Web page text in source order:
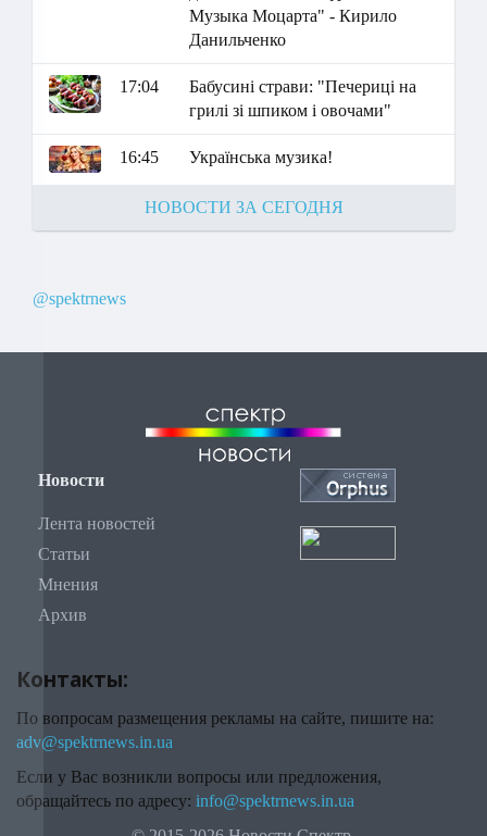
Музыка Моцарта" - Кирило
Данильченко
17:04
Бабусині страви: "Печериці на
грилі зі шпиком і овочами"
16:45 Українська музика!
НОВОСТИ ЗА СЕГОДНЯ
@spektrnews
Новости
Лента новостей
Статьи
Мнения
Архив
Контакты:
По вопросам размещения рекламы на сайте, пишите на:
adv@spektrnews.in.ua
Если у Вас возникли вопросы или предложения,
обращайтесь по адресу: info@spektrnews.in.ua